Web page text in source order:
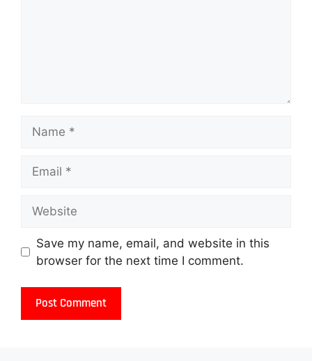
Save my name, email, and website in this
browser for the next time I comment.